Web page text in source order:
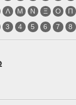
Λ Μ Ν Ξ Ο
Π
3 4 5 6 7 8